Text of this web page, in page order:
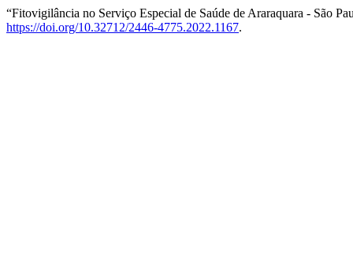
“Fitovigilância no Serviço Especial de Saúde de Araraquara - São
https://doi.org/10.32712/2446-4775.2022.1167.